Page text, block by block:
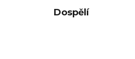
Dospělí